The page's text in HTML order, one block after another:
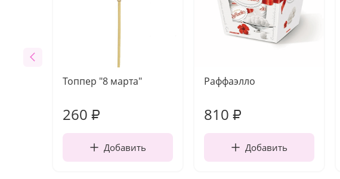
Топпер "8 марта"
260 ₽
Добавить
Раффаэлло
810 ₽
Добавить